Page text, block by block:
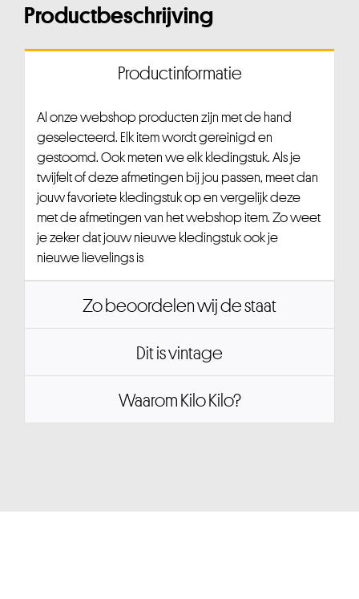
Productbeschrijving
Productinformatie
Al onze webshop producten zijn met de hand
geselecteerd. Elk item wordt gereinigd en
gestoomd. Ook meten we elk kledingstuk. Als je
twijfelt of deze afmetingen bij jou passen, meet dan
jouw favoriete kledingstuk op en vergelijk deze
met de afmetingen van het webshop item. Zo weet
je zeker dat jouw nieuwe kledingstuk ook je
nieuwe lievelings is
Zo beoordelen wij de staat
Dit is vintage
Waarom Kilo Kilo?